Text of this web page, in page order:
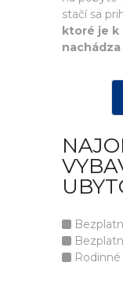
stačí sa
ktoré je k
nachádza